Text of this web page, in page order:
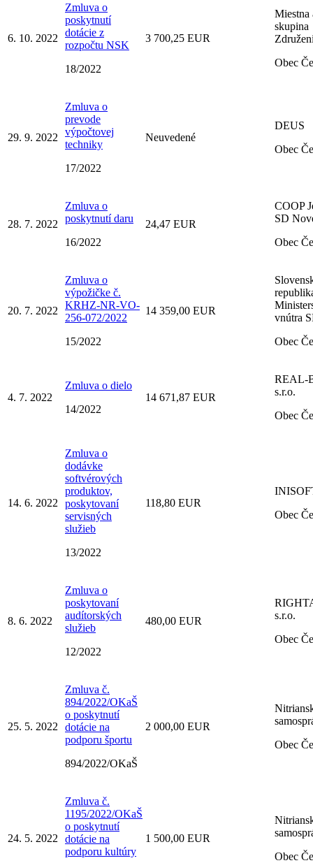
6. 10. 2022
Zmluva o
poskytnutí
dotácie z
rozpočtu NSK
18/2022
3 700,25 EUR
Miestna
skupina
Obec
29. 9. 2022
Zmluva o
prevode
výpočtovej
techniky
17/2022
Neuvedené
DEUS
Obec
28. 7. 2022
Zmluva o
poskytnutí daru
16/2022
24,47 EUR
COOP
SD
Obec
20. 7. 2022
Zmluva o
výpožičke č.
KRHZ-NR-VO-
256-072/2022
15/2022
14 359,00 EUR
vnútra
Obec
4. 7. 2022
Zmluva o dielo
14/2022
14 671,87 EUR
REAL-
s.r.o.
Obec
14. 6. 2022
Zmluva o
dodávke
softvérových
produktov,
poskytovaní
servisných
služieb
13/2022
118,80 EUR
Obec
8. 6. 2022
Zmluva o
poskytovaní
audítorských
služieb
12/2022
480,00 EUR
s.r.o.
Obec
25. 5. 2022
Zmluva č.
894/2022/OKaŠ
o poskytnutí
dotácie na
podporu športu
894/2022/OKaŠ
2 000,00 EUR
Obec
24. 5. 2022
Zmluva č.
1195/2022/OKaŠ
o poskytnutí
dotácie na
podporu kultúry
1 500,00 EUR
Obec